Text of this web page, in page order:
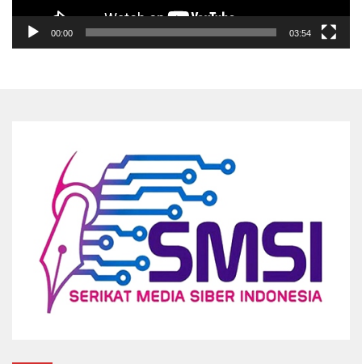
00:00 03:54